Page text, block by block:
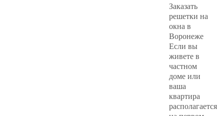
Заказать
решетки на
окна в
Воронеже
Если вы
живете в
частном
доме или
ваша
квартира
располагается